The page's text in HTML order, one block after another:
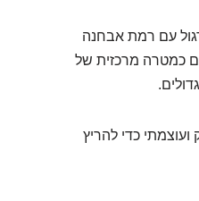
עם רמת אבחנה
כמטרה מרכזית של
כדי להריץ